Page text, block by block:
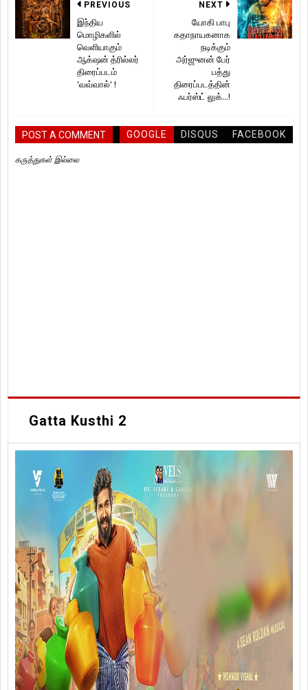
NEXT
யோகி பாபு
கதாநாயகனாக
நடிக்கும்
அர்ஜுனன் பேர்
பத்து
திரைப்படத்தின்
ஃபர்ஸ்ட் லுக்...!
PREVIOUS
இந்திய
மொழிகளில்
வெளியாகும்
ஆக்‌ஷன் த்ரில்லர்
திரைப்படம்
'வவ்வால்' !
POST A COMMENT GOOGLE DISQUS FACEBOOK
கருத்துகள் இல்லை
Gatta Kusthi 2